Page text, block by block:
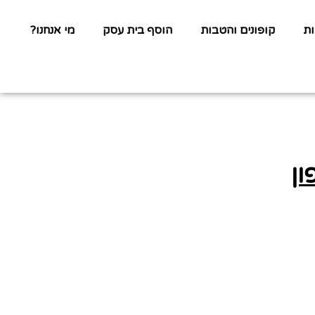
קופונים והטבות הוסף בית עסק מי אנחנו?